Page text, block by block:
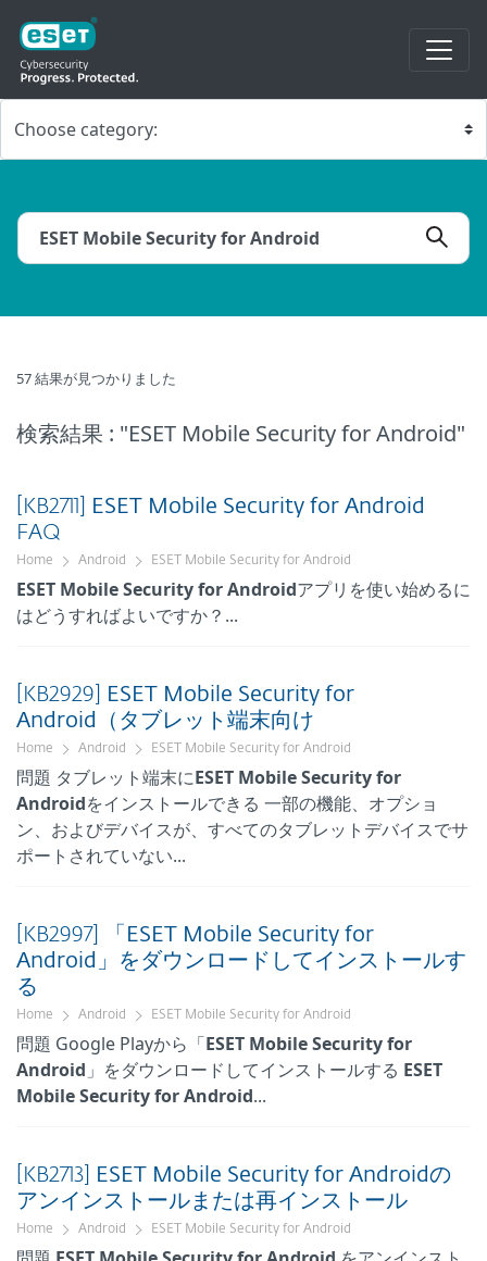
57 結果が見つかりました
検索結果 : "ESET Mobile Security for Android"
[KB2711] ESET Mobile Security for Android
FAQ
Home Android ESET Mobile Security for Android
ESET MobileSecurityforAndroidアプリを使い始めるに
はどうすればよいですか？...
[KB2929] ESET Mobile Security for
Android
（タブレット端末向け
Home Android ESET Mobile Security for Android
問題 タブレット端末にESET MobileSecurityfor
Androidをインストールできる 一部の機能、オプショ
ン、およびデバイスが、すべてのタブレットデバイスでサ
ポートされていない...
[KB2997] 「 ESET Mobile Security for
Android 」をダウンロードしてインストールす
る
Home Android ESET Mobile Security for Android
問題 Google Playから「ESET MobileSecurityfor
Android 」をダウンロードしてインストールする ESET
MobileSecurityforAndroid...
[KB2713] ESET Mobile Security for Androidの
アンインストールまたは再インストール
Home Android ESET Mobile Security for Android